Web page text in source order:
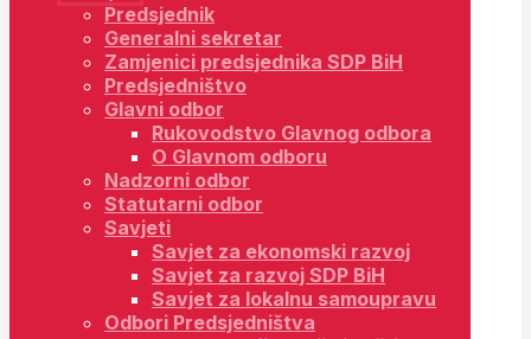
Predsjednik
Generalni sekretar
Zamjenici predsjednika SDP BiH
Predsjedništvo
Glavni odbor
Rukovodstvo Glavnog odbora
O Glavnom odboru
Nadzorni odbor
Statutarni odbor
Savjeti
Savjet za ekonomski razvoj
Savjet za razvoj SDP BiH
Savjet za lokalnu samoupravu
Odbori Predsjedništva